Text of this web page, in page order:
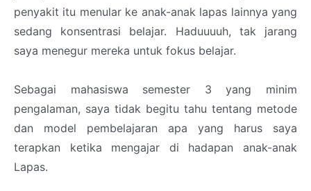
penyakit itu menular ke anak-anak lapas lainnya yang
sedang konsentrasi belajar. Haduuuuh, tak jarang
saya menegur mereka untuk fokus belajar.
Sebagai mahasiswa semester 3 yang minim
pengalaman, saya tidak begitu tahu tentang metode
dan model pembelajaran apa yang harus saya
terapkan ketika mengajar di hadapan anak-anak
Lapas.